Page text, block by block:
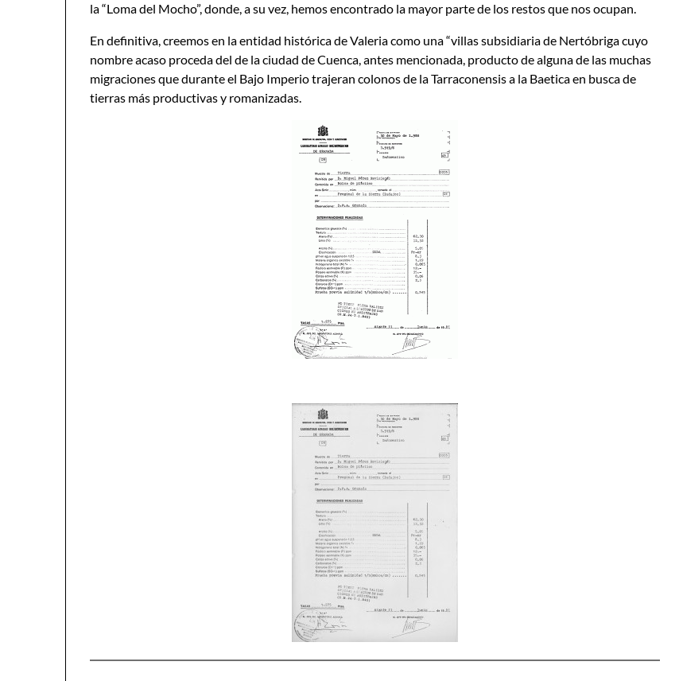
la “Loma del Mocho”, donde, a su vez, hemos encontrado la mayor parte de los restos que nos ocupan.
En definitiva, creemos en la entidad histórica de Valeria como una “villas subsidiaria de Nertóbriga cuyo
nombre acaso proceda del de la ciudad de Cuenca, antes mencionada, producto de alguna de las muchas
migraciones que durante el Bajo Imperio trajeran colonos de la Tarraconensis a la Baetica en busca de
tierras más productivas y romanizadas.